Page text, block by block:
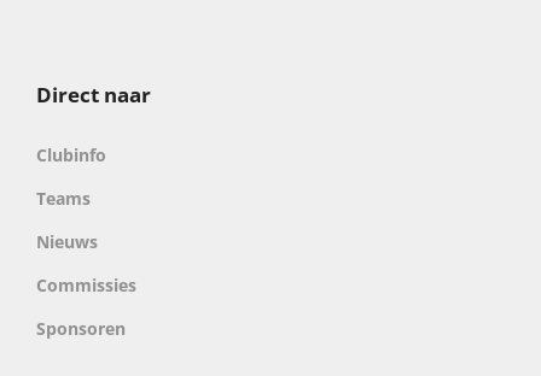
Direct naar
Clubinfo
Teams
Nieuws
Commissies
Sponsoren